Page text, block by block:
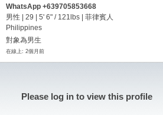
WhatsApp +639705853668
男性 | 29 | 5' 6" / 121lbs | 菲律賓人
Philippines
對象為男生
在線上: 2個月前
Please log in to view this profile